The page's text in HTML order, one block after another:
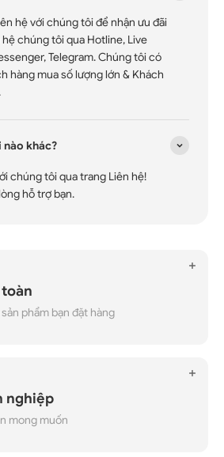
hệ với chúng tôi để nhận ưu đãi
chúng tôi qua Hotline, Live
Telegram. Chúng tôi có
hàng mua số lượng lớn & Khách
nào khác?
chúng tôi qua trang Liên hệ!
hỗ trợ bạn.
phẩm bạn đặt hàng
nghiệp
mong muốn